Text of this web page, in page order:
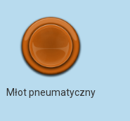
Młot pneumatyczny